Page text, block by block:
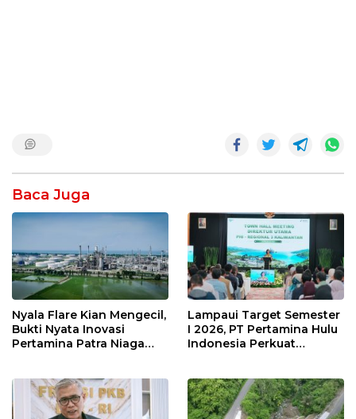
Baca Juga
Nyala Flare Kian Mengecil,
Bukti Nyata Inovasi
Pertamina Patra Niaga
Lampaui Target Semester
I 2026, PT Pertamina Hulu
Indonesia Perkuat
Keselamatan Kerja